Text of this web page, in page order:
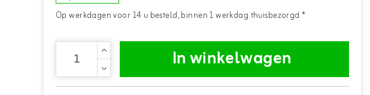
Op werkdagen voor 14 u besteld, binnen 1 werkdag thuisbezorgd *
In winkelwagen